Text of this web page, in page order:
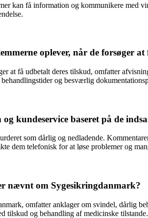
kan få information og kommunikere med
oplever, når de forsøger
at få udbetalt deres tilskud, omfatter
og besværlig
kundeservice baseret på de
som dårlig og nedladende.
dem telefonisk for at løse problemer og
nævnt om Sygesikringdanmark?
omfatter anklager om svindel, dårlig
tilskud og behandling af medicinske tilstande.